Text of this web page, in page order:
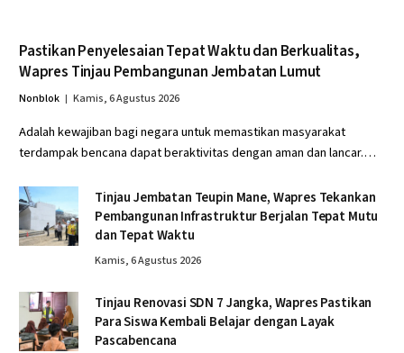
Pastikan Penyelesaian Tepat Waktu dan Berkualitas,
Wapres Tinjau Pembangunan Jembatan Lumut
Nonblok Kamis, 6 Agustus 2026
Adalah kewajiban bagi negara untuk memastikan masyarakat
terdampak bencana dapat beraktivitas dengan aman dan lancar.…
Tinjau Jembatan Teupin Mane, Wapres Tekankan
Pembangunan Infrastruktur Berjalan Tepat Mutu
dan Tepat Waktu
Kamis, 6 Agustus 2026
Tinjau Renovasi SDN 7 Jangka, Wapres Pastikan
Para Siswa Kembali Belajar dengan Layak
Pascabencana